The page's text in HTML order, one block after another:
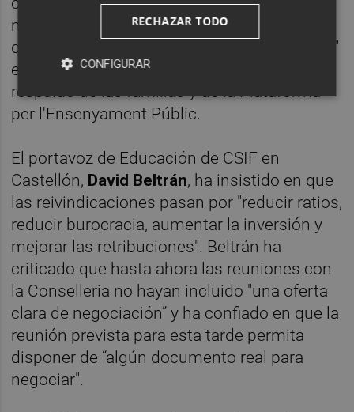
movilizaciones de "histórica" y ha asegurado
que el profesorado "está totalmente volcado"
en la huelga. Además, ha destacado el
respaldo de las familias y de la Plataforma
per l'Ensenyament Públic.
El portavoz de Educación de CSIF en
Castellón, David Beltrán, ha insistido en que
las reivindicaciones pasan por "reducir ratios,
reducir burocracia, aumentar la inversión y
mejorar las retribuciones". Beltrán ha
criticado que hasta ahora las reuniones con
la Conselleria no hayan incluido "una oferta
clara de negociación” y ha confiado en que la
reunión prevista para esta tarde permita
disponer de “algún documento real para
negociar".
RECHAZAR TODO
CONFIGURAR